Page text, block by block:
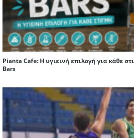
Pianta Cafe: Η υγιεινή επιλογή για κάθε
Bars